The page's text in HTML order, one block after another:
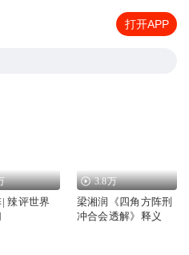
打开APP
辣评世界
3.8万
梁湘润《四角方阵刑
冲合会透解》释义